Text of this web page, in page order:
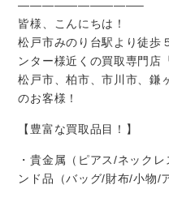
——————————–
皆様、こんにちは！
松戸市みのり台駅より徒歩
ンター様近くの買取専門店
松戸市、柏市、市川市、鎌
のお客様！
【豊富な買取品目！】
・貴金属（ピアス/ネック
ンド品（バッグ/財布/小物/